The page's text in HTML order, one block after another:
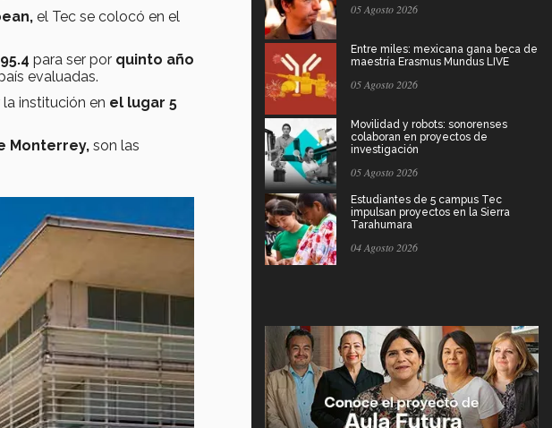
el Tec se colocó en el
95.4 para ser por quinto año
evaluadas.
institución en el lugar 5
Monterrey, son las
05 Agosto 2026
Entre miles: mexicana gana beca de
maestría Erasmus Mundus LIVE
05 Agosto 2026
Movilidad y robots: sonorenses
colaboran en proyectos de
investigación
05 Agosto 2026
Estudiantes de 5 campus Tec
impulsan proyectos en la Sierra
Tarahumara
04 Agosto 2026